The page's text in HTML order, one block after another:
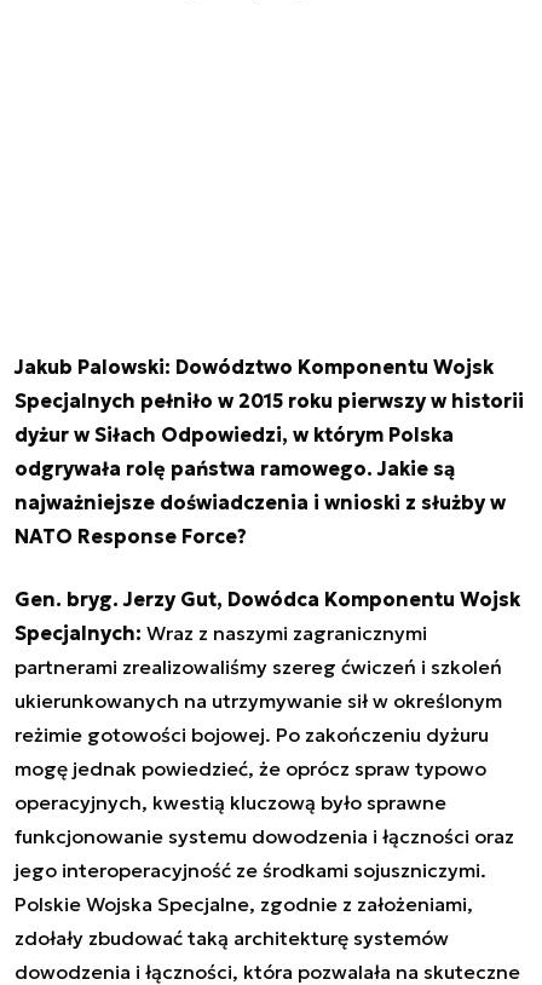
Jakub Palowski: Dowództwo Komponentu Wojsk
Specjalnych pełniło w 2015 roku pierwszy w historii
dyżur w Siłach Odpowiedzi, w którym Polska
odgrywała rolę państwa ramowego. Jakie są
najważniejsze doświadczenia i wnioski z służby w
NATO Response Force?
Gen. bryg. Jerzy Gut, Dowódca Komponentu Wojsk
Specjalnych: Wraz z naszymi zagranicznymi
partnerami zrealizowaliśmy szereg ćwiczeń i szkoleń
ukierunkowanych na utrzymywanie sił w określonym
reżimie gotowości bojowej. Po zakończeniu dyżuru
mogę jednak powiedzieć, że oprócz spraw typowo
operacyjnych, kwestią kluczową było sprawne
funkcjonowanie systemu dowodzenia i łączności oraz
jego interoperacyjność ze środkami sojuszniczymi.
Polskie Wojska Specjalne, zgodnie z założeniami,
zdołały zbudować taką architekturę systemów
dowodzenia i łączności, która pozwalała na skuteczne